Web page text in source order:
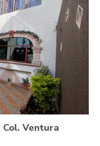
Ventura